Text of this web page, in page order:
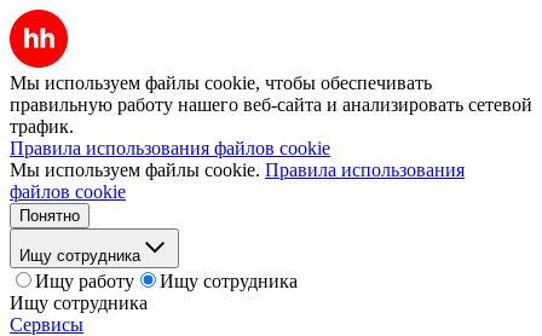
Мы используем файлы cookie, чтобы обеспечивать
правильную работу нашего веб-сайта и анализировать сетевой
трафик.
Правила использования файлов cookie
Мы используем файлы cookie. Правила использования
файлов cookie
Понятно
Ищу сотрудника
Ищу работу
Ищу сотрудника
Ищу сотрудника
Сервисы